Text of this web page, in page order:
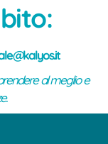
al meglio e